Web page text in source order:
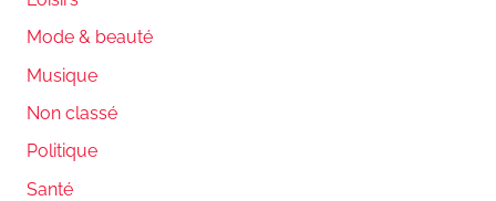
Mode & beauté
Musique
Non classé
Politique
Santé